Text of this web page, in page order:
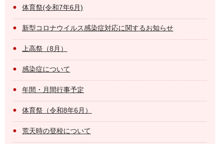
体育祭(令和7年6月)
新型コロナウイルス感染症対応に関するお知らせ
上高祭（8月）
感染症について
年間・月間行事予定
体育祭（令和8年6月）
荒天時の登校について